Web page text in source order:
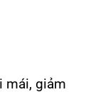
mái, giảm